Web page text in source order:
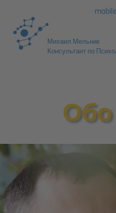
Михаил Мельник
Консультант по